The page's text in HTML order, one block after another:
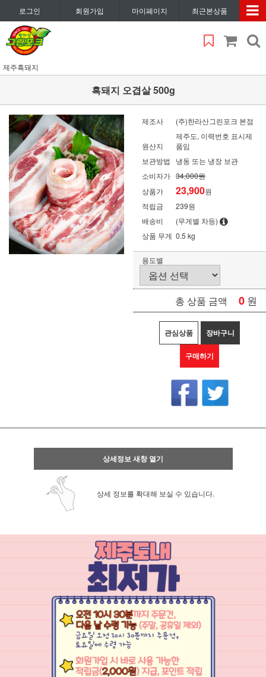
로그인 회원가입 마이페이지 최근본상품
제주흑돼지
흑돼지 오겹살 500g
제조사 (주)한라산그린포크 본점
원산지
제주도, 이력번호 표시제
품임
보관방법
냉동 또는 냉장 보관
소비자가 34,000원
상품가
23,900원
적립금
239원
배송비
(무게별 차등)
상품 무게 0.5 kg
용도별
총 상품 금액 0 원
관심상품 장바구니
구매하기
상세정보 새창 열기
상세 정보를 확대해 보실 수 있습니다.